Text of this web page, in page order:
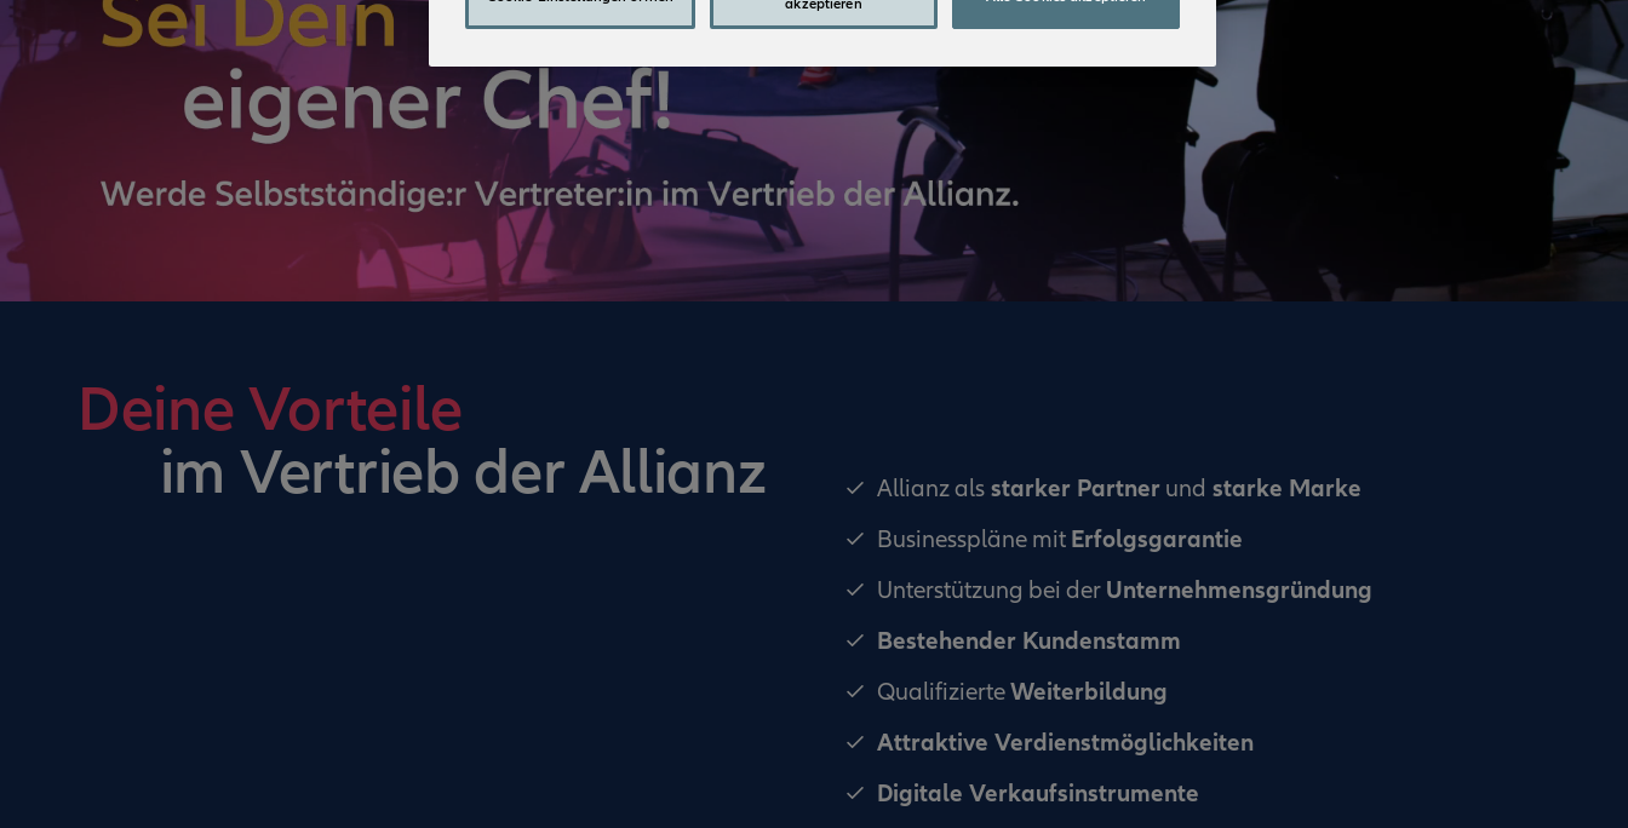
Deine Vorteile
im Vertrieb der Allianz
Allianz als starker Partner und starke Marke
Businesspläne mit Erfolgsgarantie
Unterstützung bei der Unternehmensgründung
Bestehender Kundenstamm
QualifizierteWeiterbildung
Attraktive Verdienstmöglichkeiten
Digitale Verkaufsinstrumente
akzeptieren